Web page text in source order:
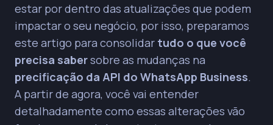
de 1.000 conversas gratuitas por mês.
Modelos de utilidade enviados dentro da janela
de atendimento ao cliente de 24 horas serão
gratuitos a partir de abril de 2025.
Empresas que enviam muitas mensagens de
marketing ou autenticação devem monitorar os
custos, pois cada uma delas será cobrada
individualmente no novo modelo.
estar por dentro das atualizações que podem
impactar o seu negócio, por isso, preparamos
este artigo para consolidar tudo o que você
precisa sabersobre as mudanças na
precificação da API do WhatsApp Business.
A partir de agora, você vai entender
detalhadamente como essas alterações vão